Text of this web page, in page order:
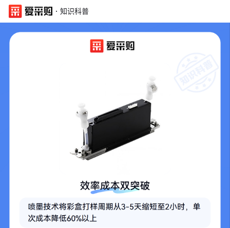
· 知识科普